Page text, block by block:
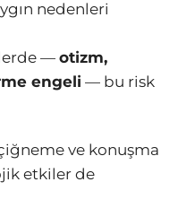
nedenleri
— otizm,
engeli — bu risk
ve konuşma
etkiler de